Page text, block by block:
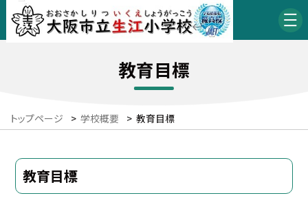
教育目標
トップページ > 学校概要 > 教育目標
教育目標